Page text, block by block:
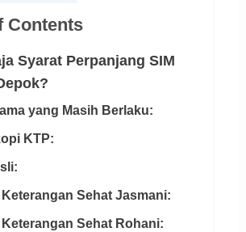
Contents
Syarat Perpanjang SIM
yang Masih Berlaku:
KTP:
Keterangan Sehat Jasmani:
Keterangan Sehat Rohani: